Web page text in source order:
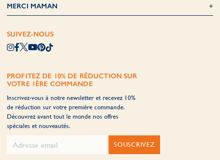
MERCI MAMAN
SUIVEZ-NOUS
PROFITEZ DE 10% DE RÉDUCTION SUR
VOTRE 1ÈRE COMMANDE
Inscrivez-vous à notre newsletter et recevez 10%
de réduction sur votre première commande.
Découvrez avant tout le monde nos offres
spéciales et nouveautés.
SOUSCRIVEZ